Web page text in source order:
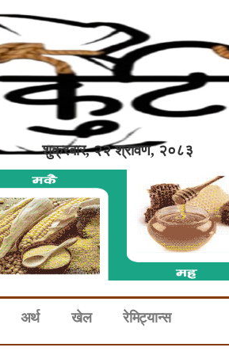
शुक्रबार, २२ श्रावण, २०८३
अर्थ खेल रेमिट्यान्स